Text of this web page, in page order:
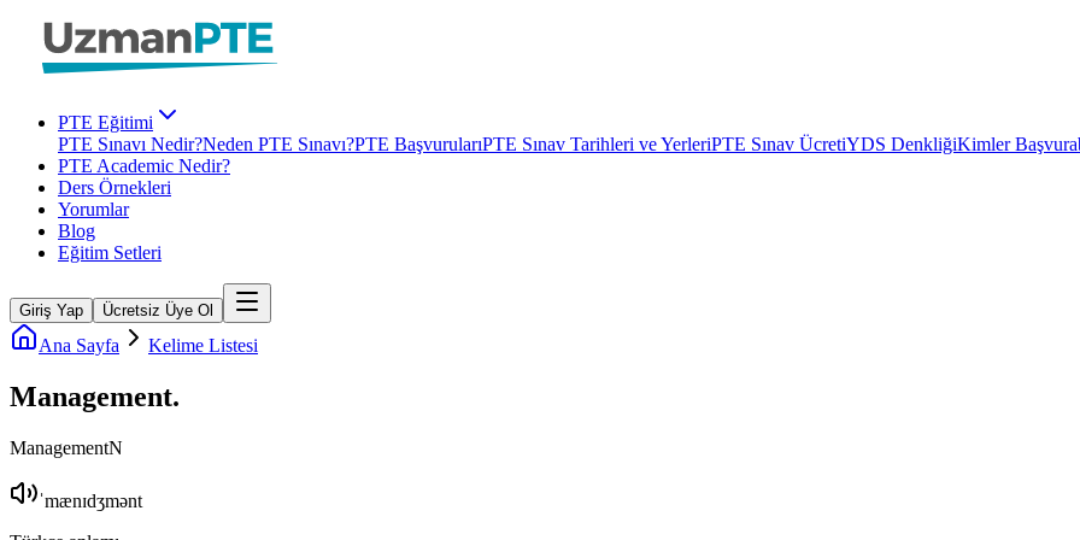
PTE Eğitimi
PTE Sınavı Nedir?Neden PTE Sınavı?PTE BaşvurularıPTE Sınav Tarihleri ve YerleriPTE Sınav ÜcretiYDS DenkliğiKimler
PTE Academic Nedir?
Ders Örnekleri
Yorumlar
Blog
Eğitim Setleri
Giriş Yap Ücretsiz Üye Ol
Ana Sayfa Kelime Listesi
Management.
ManagementN
ˈmænɪdʒmənt